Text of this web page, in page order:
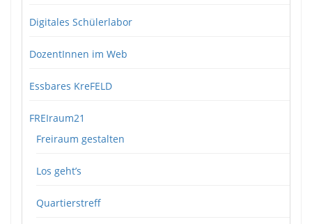
Digitales Schülerlabor
DozentInnen im Web
Essbares KreFELD
FREIraum21
Freiraum gestalten
Los geht’s
Quartierstreff